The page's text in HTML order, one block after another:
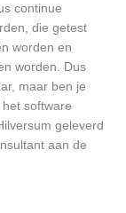
continue
die getest
worden en
worden. Dus
maar ben je
software
geleverd
aan de